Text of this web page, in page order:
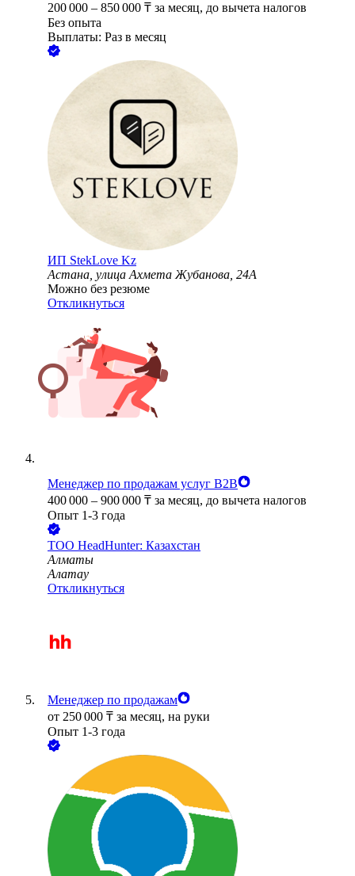
200 000 – 850 000 ₸ за месяц, до вычета налогов
Без опыта
Выплаты: Раз в месяц
ИП StekLove Kz
Астана, улица Ахмета Жубанова, 24А
Можно без резюме
Откликнуться
Менеджер по продажам услуг B2B
400 000 – 900 000 ₸ за месяц, до вычета налогов
Опыт 1-3 года
ТОО HeadHunter: Казахстан
Алматы
Алатау
Откликнуться
Менеджер по продажам
от 250 000 ₸ за месяц, на руки
Опыт 1-3 года